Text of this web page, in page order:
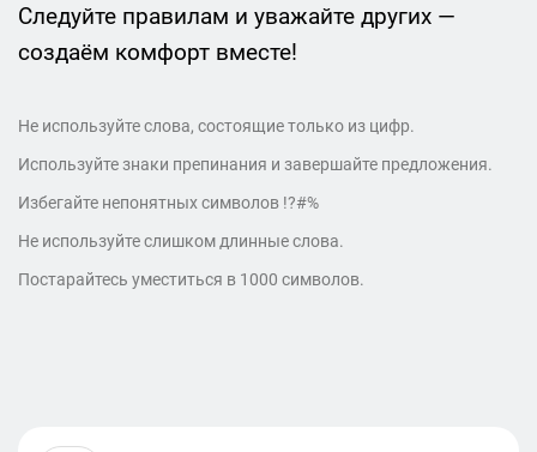
Следуйте правилам и уважайте других —
создаём комфорт вместе!
Не используйте слова, состоящие только из цифр.
Используйте знаки препинания и завершайте предложения.
Избегайте непонятных символов !?#%
Не используйте слишком длинные слова.
Постарайтесь уместиться в 1000 символов.